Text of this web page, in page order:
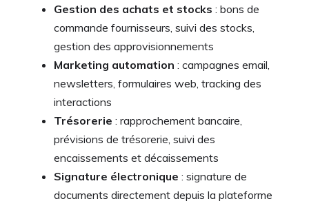
Gestion des achats et stocks : bons de
commande fournisseurs, suivi des stocks,
gestion des approvisionnements
Marketing automation : campagnes email,
newsletters, formulaires web, tracking des
interactions
Trésorerie : rapprochement bancaire,
prévisions de trésorerie, suivi des
encaissements et décaissements
Signature électronique : signature de
documents directement depuis la plateforme